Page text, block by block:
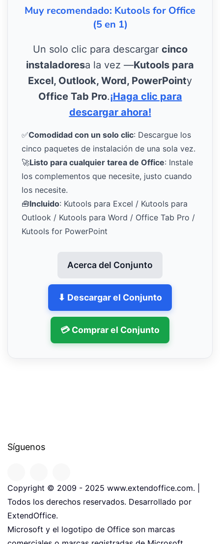
Muy recomendado: Kutools for Office
(5 en 1)
Un solo clic para descargar cinco
instaladoresa la vez —Kutools para
Excel, Outlook, Word, PowerPointy
Office Tab Pro.¡Haga clic para
descargar ahora!
✅Comodidad con un solo clic: Descargue los
cinco paquetes de instalación de una sola vez.
🚀Listo para cualquier tarea de Office: Instale
los complementos que necesite, justo cuando
los necesite.
🧰Incluido: Kutools para Excel / Kutools para
Outlook / Kutools para Word / Office Tab Pro /
Kutools for PowerPoint
Acerca del Conjunto
⬇ Descargar el Conjunto
💳 Comprar el Conjunto
Síguenos
Copyright © 2009 - 2025 www.extendoffice.com. |
Todos los derechos reservados. Desarrollado por
ExtendOffice.
Microsoft y el logotipo de Office son marcas